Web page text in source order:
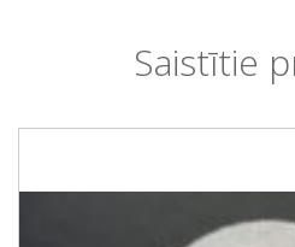
Saistītie